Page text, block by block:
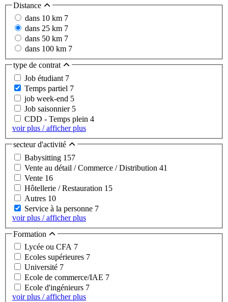
Distance
dans 10 km 7
dans 25 km 7
dans 50 km 7
dans 100 km 7
type de contrat
Job étudiant 7
Temps partiel 7
job week-end 5
Job saisonnier 5
CDD - Temps plein 4
voir plus / afficher plus
secteur d'activité
Babysitting 157
Vente au détail / Commerce / Distribution 41
Vente 16
Hôtellerie / Restauration 15
Autres 10
Service à la personne 7
voir plus / afficher plus
Formation
Lycée ou CFA 7
Ecoles supérieures 7
Université 7
Ecole de commerce/IAE 7
Ecole d'ingénieurs 7
voir plus / afficher plus